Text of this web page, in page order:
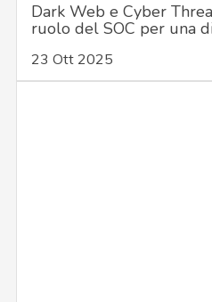
Dark Web e Cyber
ruolo del SOC per una
23 Ott 2025